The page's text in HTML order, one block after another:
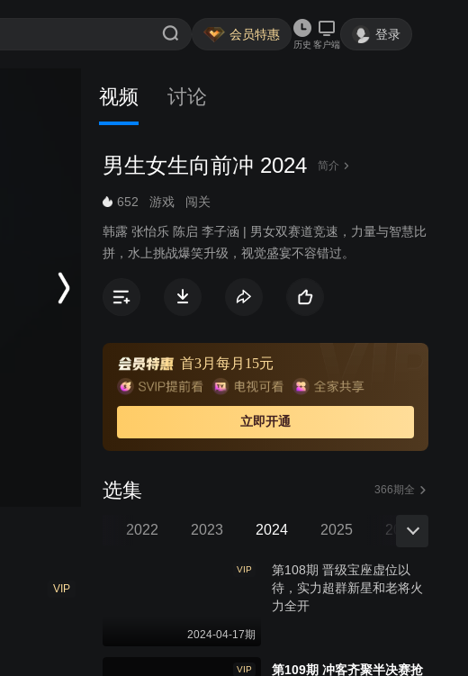
会员特惠
历史 客户端
登录
视频 讨论
男生女生向前冲 2024 简介
652 游戏 闯关
韩露 张怡乐 陈启 李子涵 | 男女双赛道竞速，力量与智慧比
拼，水上挑战爆笑升级，视觉盛宴不容错过。
首3月每月15元
立即开通
选集 366期全
2022 2023 2024 2025 2026
VIP
2024-04-17期
第108期 晋级宝座虚位以
待，实力超群新星和老将火
力全开
VIP
第109期 冲客齐聚半决赛抢
VIP